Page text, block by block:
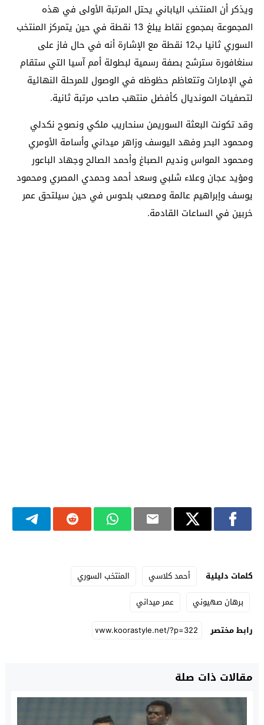
ويذكر أن المنتخب الياباني يحتل المرتبة الأولى في هذه
المجموعة بمجموع نقاط يبلغ 13 نقطة في حين يتمركز المنتخب
السوري ثانيا ب12 نقطة مع الإشارة أنه في حال فاز على
سنغافورة سترشح بصفة رسمية لبطولة أمم آسيا التي ستقام
في الإمارات وتتعاظم حظوظه في الوصول للمرحلة النهائية
لتصفيات المونديال كأفضل منتهب صاحب مرتبة ثانية.
وقد تكونت البعثة السوريمن سنحاريب ملكي ونصوح نكدلي
ومحمود البحر وفهد اليوسف وزاهر ميداني وأسامة الأومري
ومحمود المواس ونديم الصباغ وأحمد الصالح وجهاد الباعور
ومؤيد عجان وعلاء شلبي وسعد أحمد وحمدي المصري ومحمود
يوسف وإبراهيم عالمة ومصعب بلحوس في حين سيلتحق عمر
خربين في الساعات القادمة.
كلمات دليلية أحمد كلاسي
المنتخب السوري
برهان صهيوني
عمر ميداني
رابط مختصر
مقالات ذات صلة